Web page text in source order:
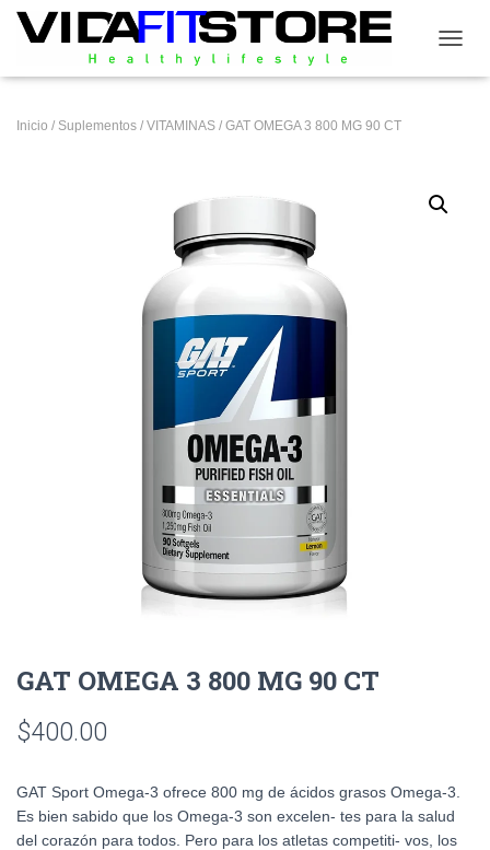
Inicio / Suplementos / VITAMINAS / GAT OMEGA 3 800 MG 90 CT
GAT OMEGA 3 800 MG 90 CT
$400.00
GAT Sport Omega-3 ofrece 800 mg de ácidos grasos Omega-3.
Es bien sabido que los Omega-3 son excelen- tes para la salud
del corazón para todos. Pero para los atletas competiti- vos, los